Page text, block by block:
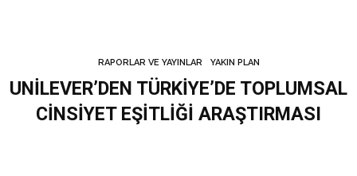
RAPORLAR VE YAYINLAR YAKIN PLAN
UNİLEVER’DEN TÜRKİYE’DE TOPLUMSAL
CİNSİYET EŞİTLİĞİ ARAŞTIRMASI